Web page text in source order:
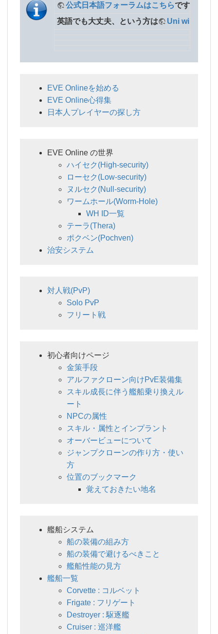
公式日本語フォーラムはこちらです。
英語でも大丈夫、という方は
Uni wiki
EVE Onlineを始める
EVE Online心得集
日本人プレイヤーの探し方
EVE Online の世界
ハイセク(High-security)
ローセク(Low-security)
ヌルセク(Null-security)
ワームホール(Worm-Hole)
WH ID一覧
テーラ(Thera)
ポクベン(Pochven)
治安システム
対人戦(PvP)
Solo PvP
フリート戦
初心者向けページ
金策手段
アルファクローン向けPvE装備集
スキル成長に伴う艦船乗り換えル
ート
NPCの属性
スキル・属性とインプラント
オーバービューについて
ジャンプクローンの作り方・使い
方
位置のブックマーク
覚えておきたい地名
艦船システム
船の装備の組み方
船の装備で避けるべきこと
艦船性能の見方
艦船一覧
Corvette : コルベット
Frigate : フリゲート
Destroyer : 駆逐艦
Cruiser : 巡洋艦